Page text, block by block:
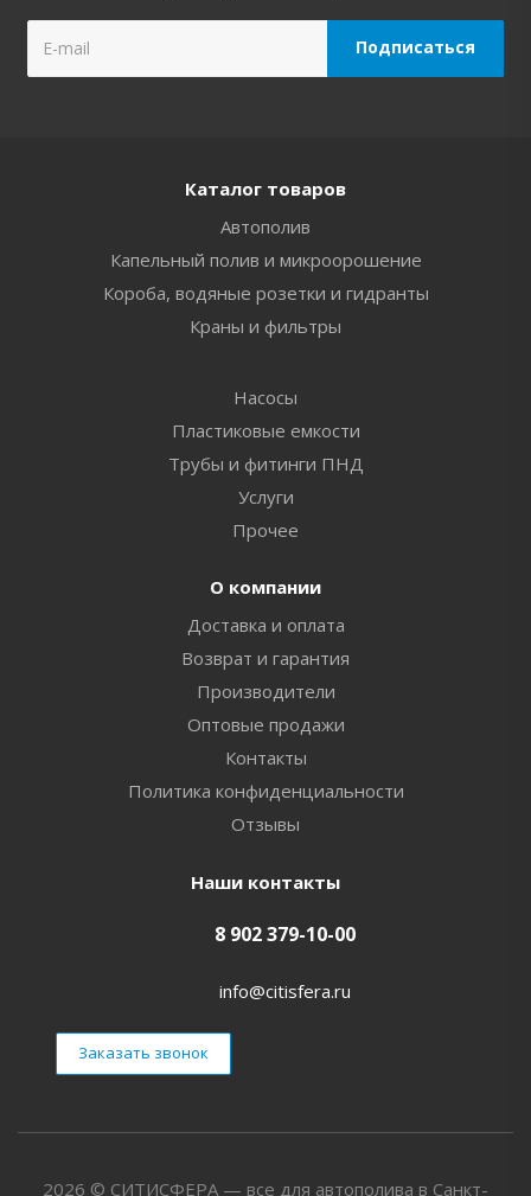
Каталог товаров
Автополив
Капельный полив и микроорошение
Короба, водяные розетки и гидранты
Краны и фильтры
Насосы
Пластиковые емкости
Трубы и фитинги ПНД
Услуги
Прочее
О компании
Доставка и оплата
Возврат и гарантия
Производители
Оптовые продажи
Контакты
Политика конфиденциальности
Отзывы
Наши контакты
8 902 379-10-00
info@citisfera.ru
Заказать звонок
2026 © СИТИСФЕРА — все для автополива в Санкт-